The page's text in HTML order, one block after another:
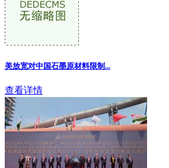
美放宽对中国石墨原材料限制 ...
查看详情